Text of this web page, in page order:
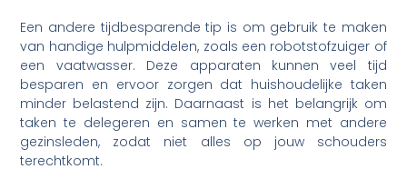
Een andere tijdbesparende tip is om gebruik te maken
van handige hulpmiddelen, zoals een robotstofzuiger of
een vaatwasser. Deze apparaten kunnen veel tijd
besparen en ervoor zorgen dat huishoudelijke taken
minder belastend zijn. Daarnaast is het belangrijk om
taken te delegeren en samen te werken met andere
gezinsleden, zodat niet alles op jouw schouders
terechtkomt.